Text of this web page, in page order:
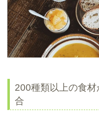
200種類以上の食
合